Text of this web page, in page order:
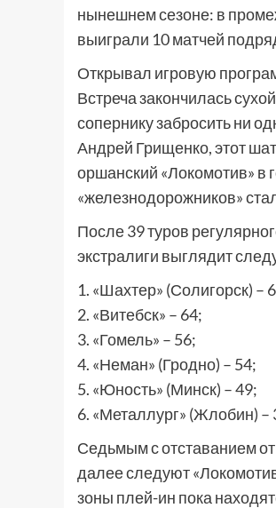
нынешнем сезоне: в
выиграли 10 матчей
Открывал игровую
Встреча закончилась
сопернику забросить ни
Андрей Грищенко, этот
оршанский «Локомотив» в
«железнодорожников»
После 39 туров
экстралиги выглядит
1. «Шахтер» (Солигорск) –
2. «Витебск» – 64;
3. «Гомель» – 56;
4. «Неман» (Гродно) – 54;
5. «Юность» (Минск) – 49;
6. «Металлург» (Жлобин) –
Седьмым с отставанием
далее следуют
зоны плей-ин пока